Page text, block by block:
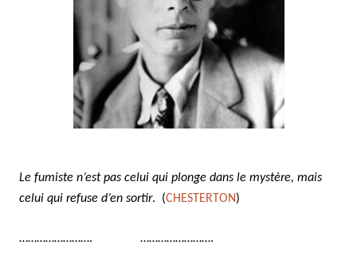
Le fumiste n’est pas celui qui plonge dans le mystère, mais
celui qui refuse d’en sortir. (CHESTERTON)
……………………. …………………….